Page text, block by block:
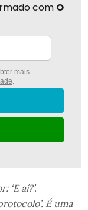
com O
mais
.
‘E aí?’.
É uma